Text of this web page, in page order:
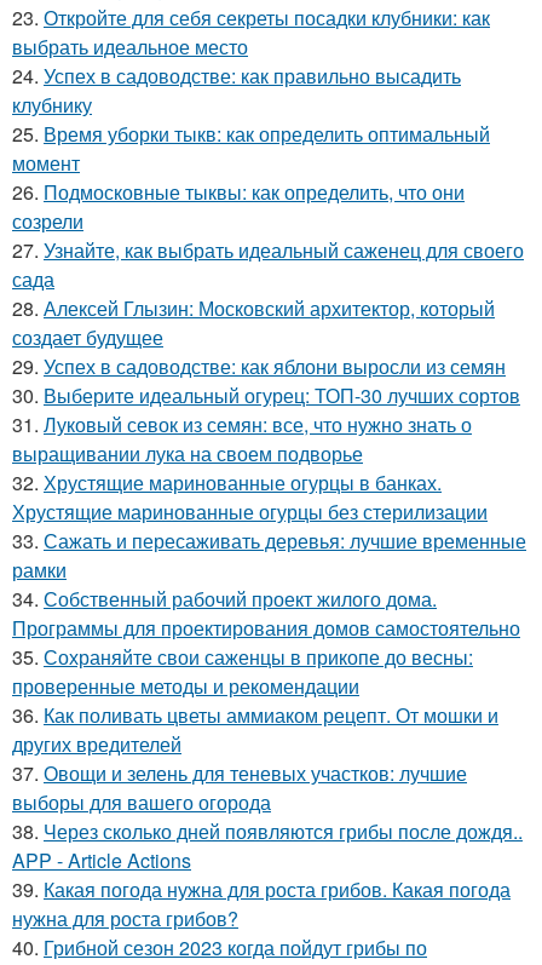
23. Откройте для себя секреты посадки клубники: как
выбрать идеальное место
24. Успех в садоводстве: как правильно высадить
клубнику
25. Время уборки тыкв: как определить оптимальный
момент
26. Подмосковные тыквы: как определить, что они
созрели
27. Узнайте, как выбрать идеальный саженец для своего
сада
28. Алексей Глызин: Московский архитектор, который
создает будущее
29. Успех в садоводстве: как яблони выросли из семян
30. Выберите идеальный огурец: ТОП-30 лучших сортов
31. Луковый севок из семян: все, что нужно знать о
выращивании лука на своем подворье
32. Хрустящие маринованные огурцы в банках.
Хрустящие маринованные огурцы без стерилизации
33. Сажать и пересаживать деревья: лучшие временные
рамки
34. Собственный рабочий проект жилого дома.
Программы для проектирования домов самостоятельно
35. Сохраняйте свои саженцы в прикопе до весны:
проверенные методы и рекомендации
36. Как поливать цветы аммиаком рецепт. От мошки и
других вредителей
37. Овощи и зелень для теневых участков: лучшие
выборы для вашего огорода
38. Через сколько дней появляются грибы после дождя..
APP - Article Actions
39. Какая погода нужна для роста грибов. Какая погода
нужна для роста грибов?
40. Грибной сезон 2023 когда пойдут грибы по